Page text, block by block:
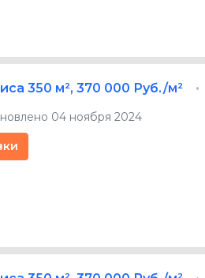
350 м²,370 000 Руб./м²
04 ноября 2024